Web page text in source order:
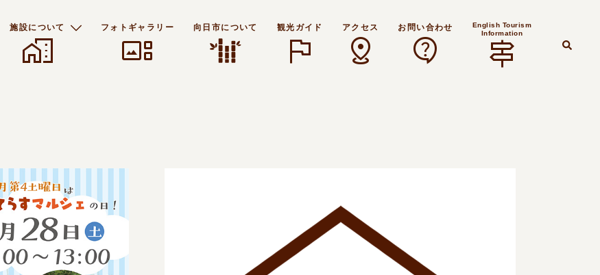
施設について
home_work
フォトギャラリー
gallery_thumbnail
向日市について 観光ガイド
flag
アクセス
distance
お問い合わせ
contact_support
English Tourism
Information
signpost
検
索